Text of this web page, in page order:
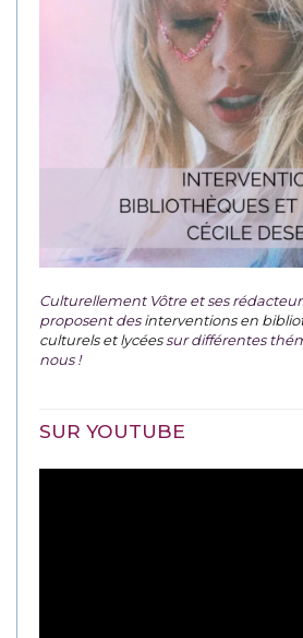
Culturellement Vôtre et ses
proposent desinterventions en
culturels et lycéessur différentes
nous !
SUR YOUTUBE